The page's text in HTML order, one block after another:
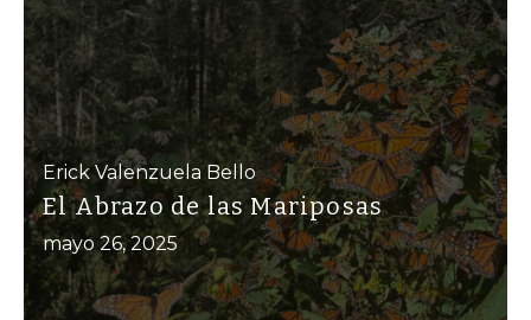
Erick Valenzuela Bello
El Abrazo de las Mariposas
mayo 26, 2025